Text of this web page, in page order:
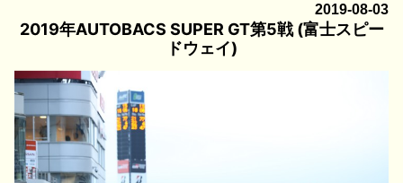
2019-08-03
2019年AUTOBACS SUPER GT第5戦 (富士スピー
ドウェイ)